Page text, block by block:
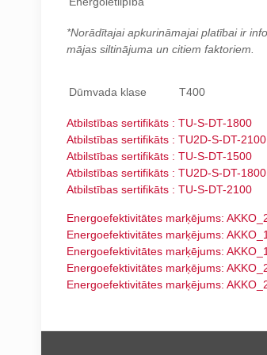
*Norādītajai apkurināmajai platībai ir
mājas siltinājuma un citiem faktoriem.
Dūmvada klase T400
Atbilstības sertifikāts : TU-S-DT-1800
Atbilstības sertifikāts : TU2D-S-DT-2100
Atbilstības sertifikāts : TU-S-DT-1500
Atbilstības sertifikāts : TU2D-S-DT-1800
Atbilstības sertifikāts : TU-S-DT-2100
Energoefektivitātes marķējums:
Energoefektivitātes marķējums:
Energoefektivitātes marķējums:
Energoefektivitātes marķējums:
Energoefektivitātes marķējums: